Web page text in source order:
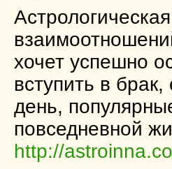
хочет успешно
вступить в
день,
повседневной
http://